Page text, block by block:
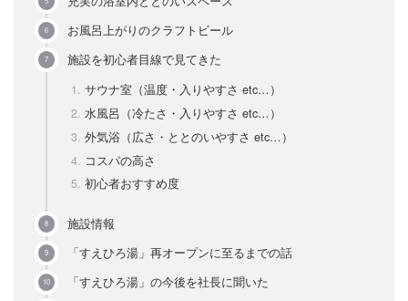
お風呂上がりのクラフトビール
施設を初心者目線で見てきた
サウナ室（温度・入りやすさ etc…）
水風呂（冷たさ・入りやすさ etc…）
外気浴（広さ・ととのいやすさ etc…）
コスパの高さ
初心者おすすめ度
施設情報
「すえひろ湯」再オープンに至るまでの話
「すえひろ湯」の今後を社長に聞いた